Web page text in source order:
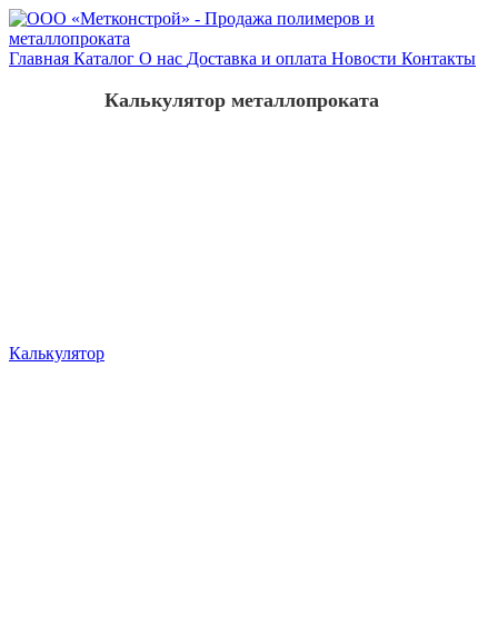
Главная Каталог О нас Доставка и оплата Новости Контакты
Калькулятор
Калькулятор металлопроката